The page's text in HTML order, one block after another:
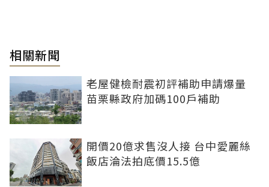
相關新聞
老屋健檢耐震初評補助申請爆量
苗栗縣政府加碼100戶補助
開價20億求售沒人接 台中愛麗絲
飯店淪法拍底價15.5億